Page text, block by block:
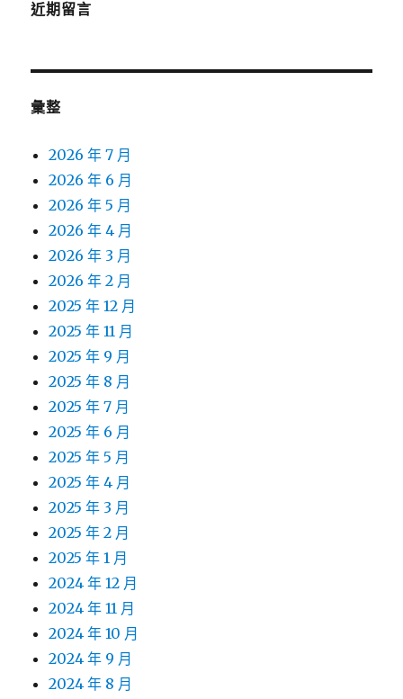
近期留言
彙整
2026 年 7 月
2026 年 6 月
2026 年 5 月
2026 年 4 月
2026 年 3 月
2026 年 2 月
2025 年 12 月
2025 年 11 月
2025 年 9 月
2025 年 8 月
2025 年 7 月
2025 年 6 月
2025 年 5 月
2025 年 4 月
2025 年 3 月
2025 年 2 月
2025 年 1 月
2024 年 12 月
2024 年 11 月
2024 年 10 月
2024 年 9 月
2024 年 8 月